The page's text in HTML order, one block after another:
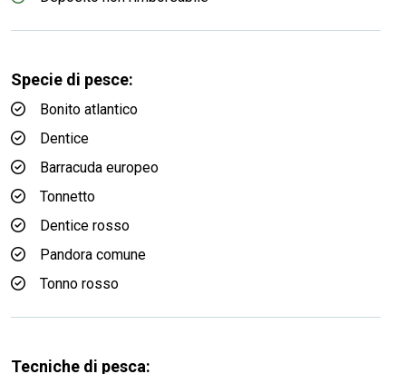
Specie di pesce:
Bonito atlantico
Dentice
Barracuda europeo
Tonnetto
Dentice rosso
Pandora comune
Tonno rosso
Tecniche di pesca: